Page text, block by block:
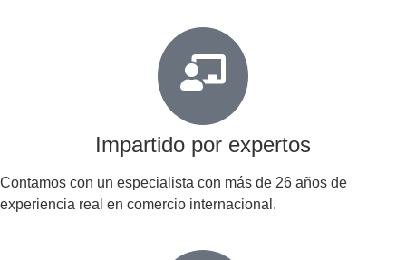
Impartido por expertos
Contamos con un especialista con más de 26 años de
experiencia real en comercio internacional.